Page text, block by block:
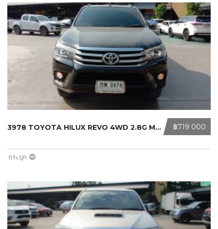
‎฿719 000
3978 TOYOTA HILUX REVO 4WD 2.8G MT ...
กระปุก